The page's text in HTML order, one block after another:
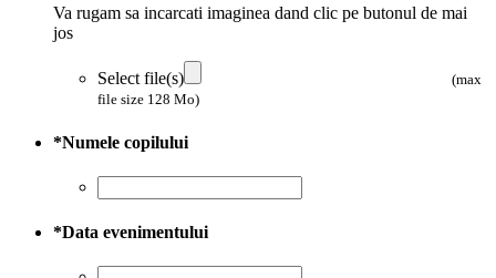
Va rugam sa incarcati imaginea dand clic pe butonul de mai
jos
Select file(s)
(max
file size 128 Mo)
*Numele copilului
*Data evenimentului